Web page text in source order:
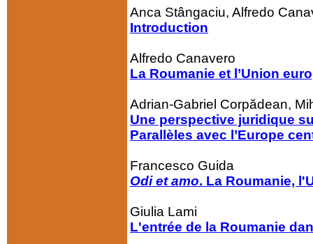
Anca Stângaciu, Alfredo
Introduction
Alfredo Canavero
La Roumanie et l’Union
Adrian-Gabriel Corpădean,
Une perspective juridique
Parallèles avec l’Europe
Francesco Guida
Odi et amo. La Roumanie,
Giulia Lami
L'entrée de la Roumanie